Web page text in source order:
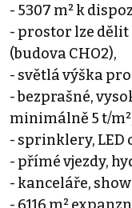
- 5307 m² k
- prostor lze dělit
(budova CHO2),
- světlá výška
- bezprašné,
minimálně 5 t/
- sprinklery, LED
- přímé vjezdy,
- kanceláře,
- 6116 m²